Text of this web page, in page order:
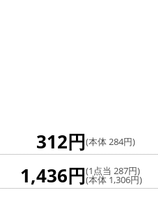
312円(本体 284円)
1,436円(1点当 287円)
(本体 1,306円)